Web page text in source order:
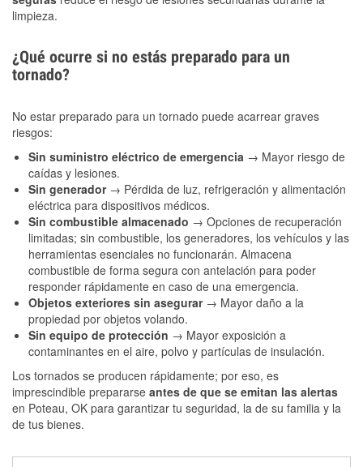
limpieza.
¿Qué ocurre si no estás preparado para un
tornado?
No estar preparado para un tornado puede acarrear graves
riesgos:
Sin suministro eléctrico de emergencia → Mayor riesgo de
caídas y lesiones.
Sin generador → Pérdida de luz, refrigeración y alimentación
eléctrica para dispositivos médicos.
Sin combustible almacenado → Opciones de recuperación
limitadas; sin combustible, los generadores, los vehículos y las
herramientas esenciales no funcionarán. Almacena
combustible de forma segura con antelación para poder
responder rápidamente en caso de una emergencia.
Objetos exteriores sin asegurar → Mayor daño a la
propiedad por objetos volando.
Sin equipo de protección → Mayor exposición a
contaminantes en el aire, polvo y partículas de insulación.
Los tornados se producen rápidamente; por eso, es
imprescindible prepararse antes de que se emitan las alertas
en Poteau, OK para garantizar tu seguridad, la de su familia y la
de tus bienes.